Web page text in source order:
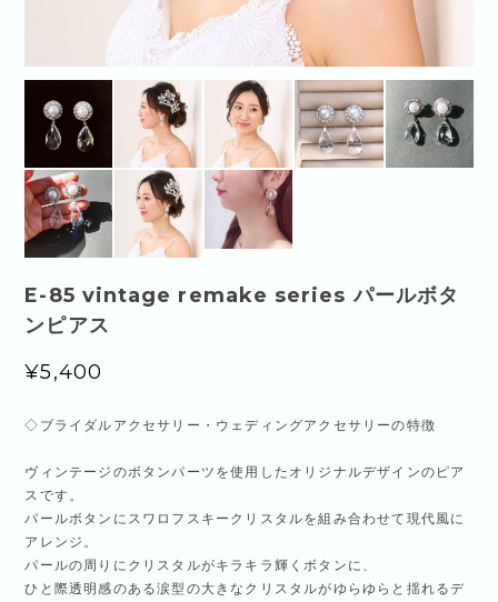
E-85 vintage remake series パールボタ
ンピアス
¥5,400
◇ブライダルアクセサリー・ウェディングアクセサリーの特徴
ヴィンテージのボタンパーツを使用したオリジナルデザインのピア
スです。
パールボタンにスワロフスキークリスタルを組み合わせて現代風に
アレンジ。
パールの周りにクリスタルがキラキラ輝くボタンに、
ひと際透明感のある涙型の大きなクリスタルがゆらゆらと揺れるデ